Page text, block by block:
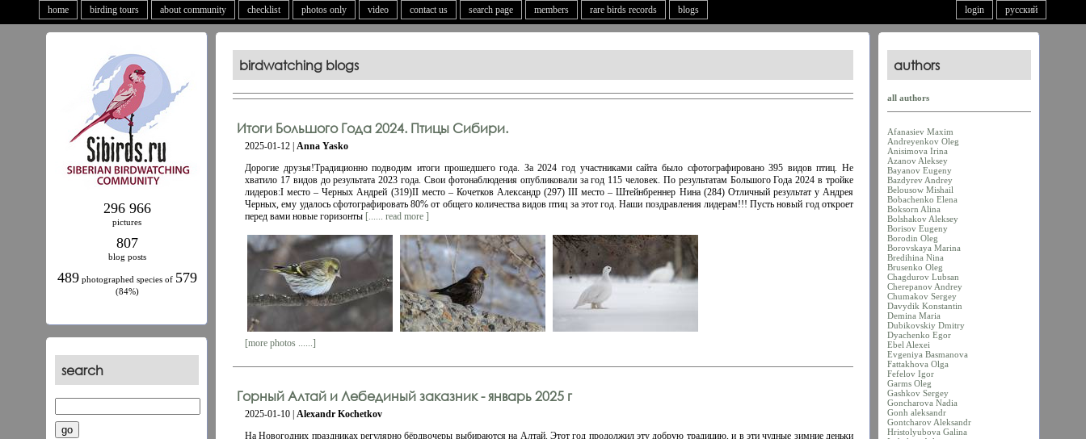
home birding tours about community checklist photos only video contact us search page members rare birds records blogs русский
login
296 966
pictures
807
blog posts
489photographed species of 579
(84%)
search
birdwatching blogs
Итоги Большого Года 2024. Птицы Сибири.
2025-01-12 | Anna Yasko
Дорогие друзья!Традиционно подводим итоги прошедшего года. За 2024 год участниками сайта было сфотографировано 395 видов птиц. Не
хватило 17 видов до результата 2023 года. Свои фотонаблюдения опубликовали за год 115 человек. По результатам Большого Года 2024 в тройке
лидеров:I место – Черных Андрей (319)II место – Кочетков Александр (297) III место – Штейнбреннер Нина (284) Отличный результат у Андрея
Черных, ему удалось сфотографировать 80% от общего количества видов птиц за этот год. Наши поздравления лидерам!!! Пусть новый год откроет
перед вами новые горизонты [...... read more ]
[more photos ......]
Горный Алтай и Лебединый заказник - январь 2025 г
2025-01-10 | Alexandr Kochetkov
На Новогодних праздниках регулярно бёрдвочеры выбираются на Алтай. Этот год продолжил эту добрую традицию, и в эти чудные зимние деньки
authors
all authors
Afanasiev Maxim
Andreyenkov Oleg
Anisimova Irina
Azanov Aleksey
Bayanov Eugeny
Bazdyrev Andrey
Belousow Mishail
Bobachenko Elena
Boksorn Alina
Bolshakov Aleksey
Borisov Eugeny
Borodin Oleg
Borovskaya Marina
Bredihina Nina
Brusenko Oleg
Chagdurov Lubsan
Cherepanov Andrey
Chumakov Sergey
Davydik Konstantin
Demina Maria
Dubikovskiy Dmitry
Dyachenko Egor
Ebel Alexei
Evgeniya Basmanova
Fattakhova Olga
Fefelov Igor
Garms Oleg
Gashkov Sergey
Goncharova Nadia
Gonh aleksandr
Gontcharov Aleksandr
Hristolyubova Galina